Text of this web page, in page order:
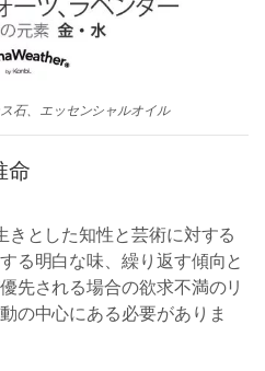
石、エッセンシャルオイル
命
きとした知性と芸術に対する
る明白な味、繰り返す傾向と
先される場合の欲求不満のリ
の中心にある必要がありま